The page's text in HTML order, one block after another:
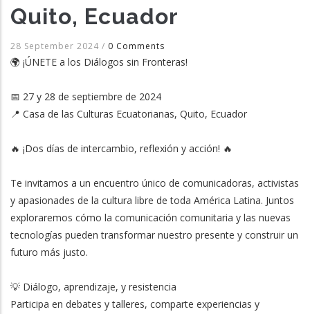
Quito, Ecuador
28 September 2024 / 0 Comments
🌍 ¡ÚNETE a los Diálogos sin Fronteras!
📅 27 y 28 de septiembre de 2024
📍 Casa de las Culturas Ecuatorianas, Quito, Ecuador
🔥 ¡Dos días de intercambio, reflexión y acción! 🔥
Te invitamos a un encuentro único de comunicadoras, activistas
y apasionades de la cultura libre de toda América Latina. Juntos
exploraremos cómo la comunicación comunitaria y las nuevas
tecnologías pueden transformar nuestro presente y construir un
futuro más justo.
💡 Diálogo, aprendizaje, y resistencia
Participa en debates y talleres, comparte experiencias y